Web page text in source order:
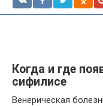
Когда и где
сифилисе
Венерическая